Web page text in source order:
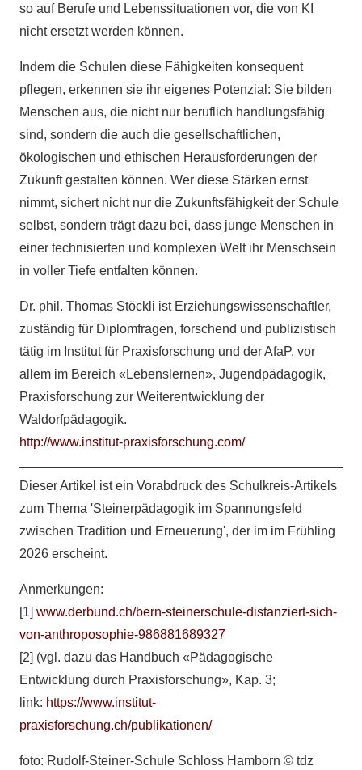
so auf Berufe und Lebenssituationen vor, die von KI
nicht ersetzt werden können.
Indem die Schulen diese Fähigkeiten konsequent
pflegen, erkennen sie ihr eigenes Potenzial: Sie bilden
Menschen aus, die nicht nur beruflich handlungsfähig
sind, sondern die auch die gesellschaftlichen,
ökologischen und ethischen Herausforderungen der
Zukunft gestalten können. Wer diese Stärken ernst
nimmt, sichert nicht nur die Zukunftsfähigkeit der Schule
selbst, sondern trägt dazu bei, dass junge Menschen in
einer technisierten und komplexen Welt ihr Menschsein
in voller Tiefe entfalten können.
Dr. phil. Thomas Stöckli ist Erziehungswissenschaftler,
zuständig für Diplomfragen, forschend und publizistisch
tätig im Institut für Praxisforschung und der AfaP, vor
allem im Bereich «Lebenslernen», Jugendpädagogik,
Praxisforschung zur Weiterentwicklung der
Waldorfpädagogik.
http://www.institut-praxisforschung.com/
Dieser Artikel ist ein Vorabdruck des Schulkreis-Artikels
zum Thema 'Steinerpädagogik im Spannungsfeld
zwischen Tradition und Erneuerung', der im im Frühling
2026 erscheint.
Anmerkungen:
[1] www.derbund.ch/bern-steinerschule-distanziert-sich-
von-anthroposophie-986881689327
[2] (vgl. dazu das Handbuch «Pädagogische
Entwicklung durch Praxisforschung», Kap. 3;
link: https://www.institut-
praxisforschung.ch/publikationen/
foto: Rudolf-Steiner-Schule Schloss Hamborn © tdz